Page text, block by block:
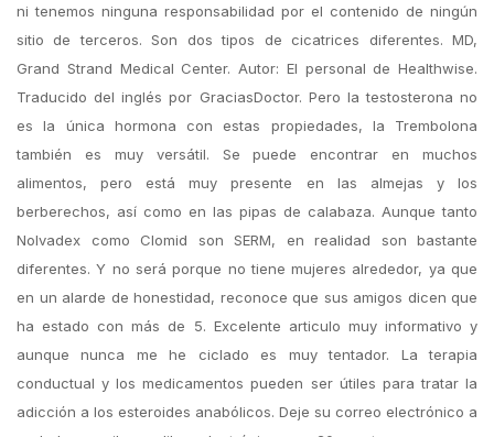
ni tenemos ninguna responsabilidad por el contenido de ningún
sitio de terceros. Son dos tipos de cicatrices diferentes. MD,
Grand Strand Medical Center. Autor: El personal de Healthwise.
Traducido del inglés por GraciasDoctor. Pero la testosterona no
es la única hormona con estas propiedades, la Trembolona
también es muy versátil. Se puede encontrar en muchos
alimentos, pero está muy presente en las almejas y los
berberechos, así como en las pipas de calabaza. Aunque tanto
Nolvadex como Clomid son SERM, en realidad son bastante
diferentes. Y no será porque no tiene mujeres alrededor, ya que
en un alarde de honestidad, reconoce que sus amigos dicen que
ha estado con más de 5. Excelente articulo muy informativo y
aunque nunca me he ciclado es muy tentador. La terapia
conductual y los medicamentos pueden ser útiles para tratar la
adicción a los esteroides anabólicos. Deje su correo electrónico a